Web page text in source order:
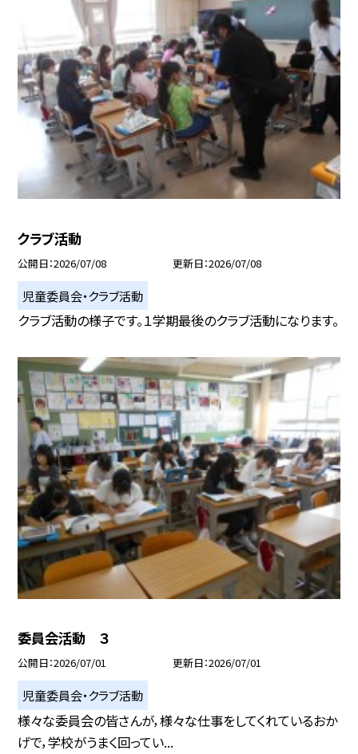
クラブ活動
公開日 2026/07/08 更新日 2026/07/08
児童委員会・クラブ活動
クラブ活動の様子です。１学期最後のクラブ活動になります。
委員会活動 ３
公開日 2026/07/01 更新日 2026/07/01
児童委員会・クラブ活動
様々な委員会の皆さんが，様々な仕事をしてくれているおか
げで，学校がうまく回ってい...